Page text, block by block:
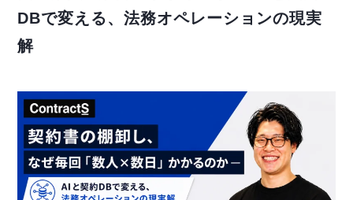
DBで変える、法務オペレーションの現実
解